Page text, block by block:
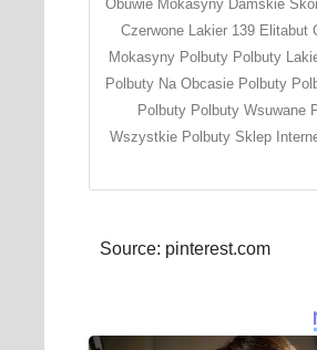
Obuwie Mokasyny Damskie
Czerwone Lakier 139 Elitabut
Mokasyny Polbuty Polbuty
Polbuty Na Obcasie Polbuty
Polbuty Polbuty Wsuwane
Wszystkie Polbuty Sklep
Source: pinterest.com